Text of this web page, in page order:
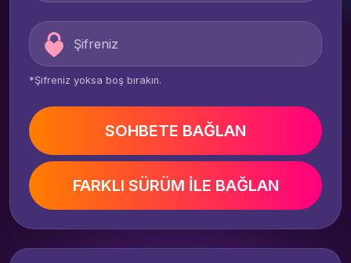
*Şifreniz yoksa boş bırakın.
SOHBETE BAĞLAN
FARKLI SÜRÜM İLE BAĞLAN